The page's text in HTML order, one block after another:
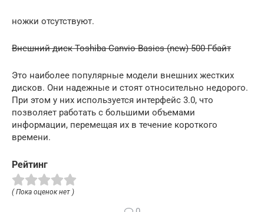
ножки отсутствуют.
Внешний диск Toshiba Canvio Basics (new) 500 Гбайт
Это наиболее популярные модели внешних жестких
дисков. Они надежные и стоят относительно недорого.
При этом у них используется интерфейс 3.0, что
позволяет работать с большими объемами
информации, перемещая их в течение короткого
времени.
Рейтинг
( Пока оценок нет )